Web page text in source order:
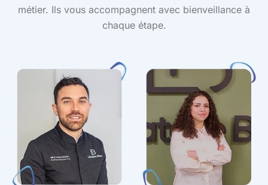
métier. Ils vous accompagnent avec bienveillance à
chaque étape.